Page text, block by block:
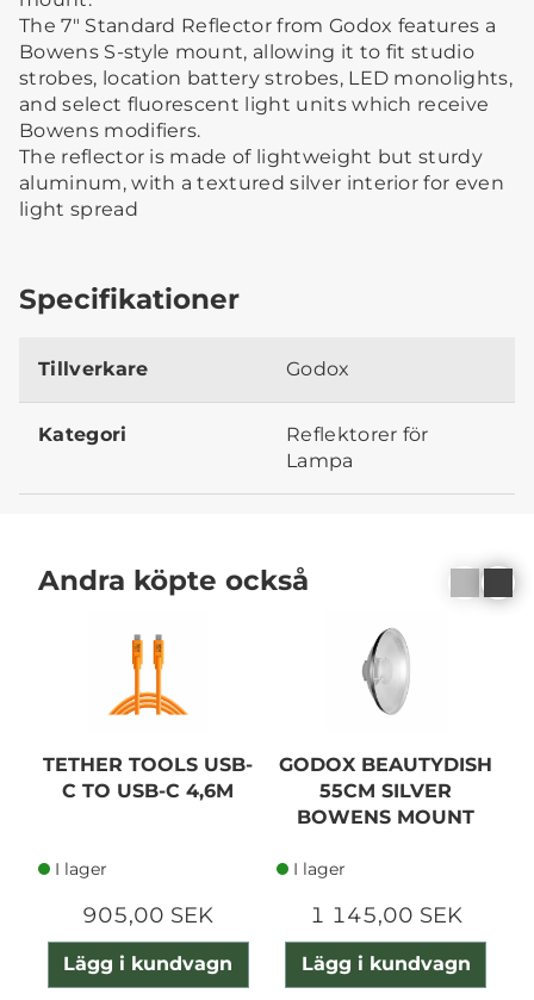
The 7" Standard Reflector from Godox features a
Bowens S-style mount, allowing it to fit studio
strobes, location battery strobes, LED monolights,
and select fluorescent light units which receive
Bowens modifiers.
The reflector is made of lightweight but sturdy
aluminum, with a textured silver interior for even
light spread
Specifikationer
Tillverkare Godox
Kategori
Reflektorer för
Lampa
Andra köpte också
TETHER TOOLS USB-
C TO USB-C 4,6M
I lager
905,00 SEK
Lägg i kundvagn
GODOX BEAUTYDISH
55CM SILVER
BOWENS MOUNT
I lager
1 145,00 SEK
Lägg i kundvagn